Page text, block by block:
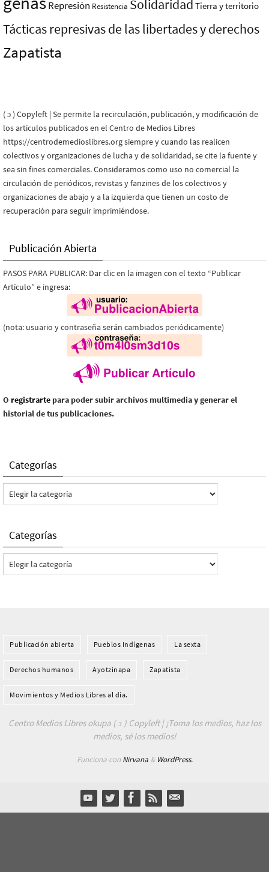
Represión Resistencia Solidaridad Tierra y territorio
Tácticas represivas de las libertades y derechos
Zapatista
( ɔ ) Copyleft | Se permite la recirculación, publicación, y modificación de
los artículos publicados en el Centro de Medios Libres
https://centrodemedioslibres.org siempre y cuando las realicen
colectivos y organizaciones de lucha y de solidaridad, se cite la fuente y
sea sin fines comerciales. Consideramos como uso no comercial la
circulación de periódicos, revistas y fanzines de los colectivos y
organizaciones de abajo y a la izquierda que tienen un costo de
recuperación para seguir imprimiéndose.
Publicación Abierta
PASOS PARA PUBLICAR: Dar clic en la imagen con el texto “Publicar
Artículo” e ingresa:
(nota: usuario y contraseña serán cambiados periódicamente)
O registrarte para poder subir archivos multimedia y generar el
historial de tus publicaciones.
Categorías
Categorías
Categorías
Categorías
Publicación abierta Pueblos Indí­genas La sexta
Derechos humanos Ayotzinapa Zapatista
Movimientos y Medios Libres al día.
Centro Medios Libres okupa ( ɔ ) Copyleft | ¡Toma los medios, haz los
medios, sé los medios!
Funciona con Nirvana& WordPress.